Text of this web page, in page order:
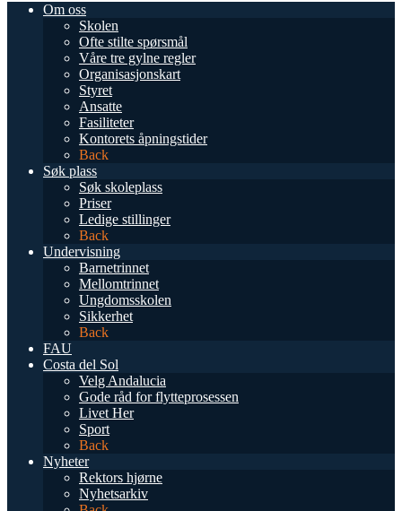
Om oss
Skolen
Ofte stilte spørsmål
Våre tre gylne regler
Organisasjonskart
Styret
Ansatte
Fasiliteter
Kontorets åpningstider
Back
Søk plass
Søk skoleplass
Priser
Ledige stillinger
Back
Undervisning
Barnetrinnet
Mellomtrinnet
Ungdomsskolen
Sikkerhet
Back
FAU
Costa del Sol
Velg Andalucia
Gode råd for flytteprosessen
Livet Her
Sport
Back
Nyheter
Rektors hjørne
Nyhetsarkiv